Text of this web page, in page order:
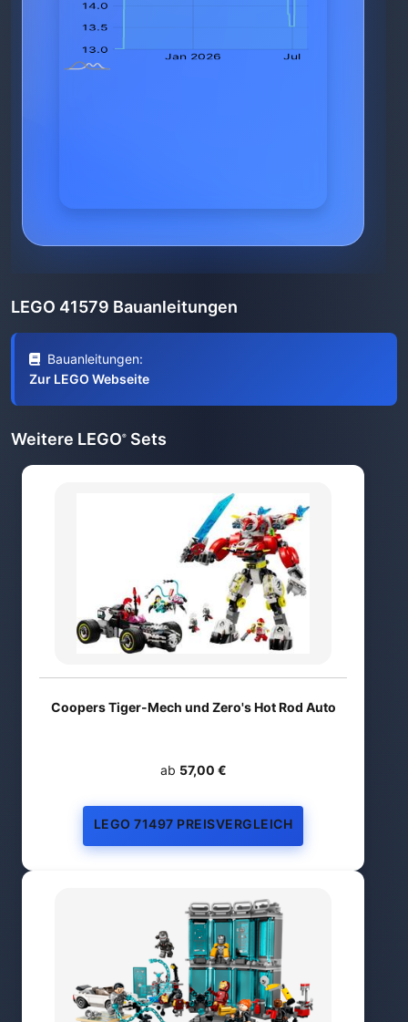
LEGO 41579 Bauanleitungen
Bauanleitungen:
Zur LEGO Webseite
Weitere LEGO® Sets
Coopers Tiger-Mech und Zero's Hot Rod Auto
ab 57,00 €
LEGO 71497 PREISVERGLEICH